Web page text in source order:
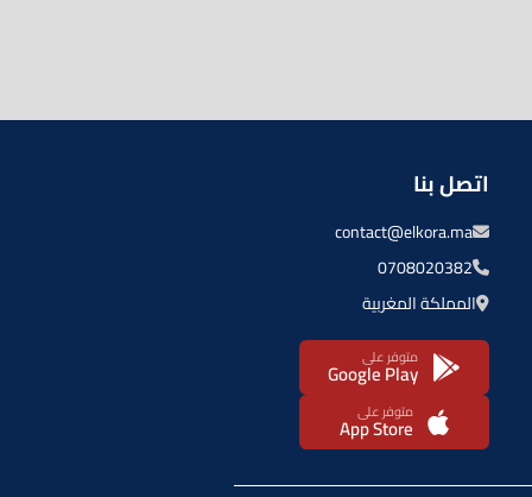
اتصل بنا
contact@elkora.ma
0708020382
المملكة المغربية
متوفر على
Google Play
متوفر على
App Store